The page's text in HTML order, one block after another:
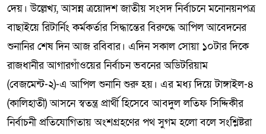
দেয়। উল্লেখ্য, আসন্ন ত্রয়োদশ জাতীয় সংসদ নির্বাচনে মনোনয়নপত্র
বাছাইয়ে রিটার্নিং কর্মকর্তার সিদ্ধান্তের বিরুদ্ধে আপিল আবেদনের
শুনানির শেষ দিন আজ রবিবার। এদিন সকাল সোয়া ১০টার দিকে
রাজধানীর আগারগাঁওয়ের নির্বাচন ভবনের অডিটরিয়াম
(বেজমেন্ট-২)-এ আপিল শুনানি শুরু হয়। এর মধ্য দিয়ে টাঙ্গাইল-৪
(কালিহাতী) আসনে স্বতন্ত্র প্রার্থী হিসেবে আবদুল লতিফ সিদ্দিকীর
নির্বাচনী প্রতিযোগিতায় অংশগ্রহণের পথ সুগম হলো বলে সংশ্লিষ্টরা